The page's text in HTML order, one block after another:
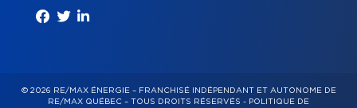
© 2026 RE/MAX ÉNERGIE – FRANCHISÉ INDÉPENDANT ET AUTONOME DE
RE/MAX QUÉBEC – TOUS DROITS RÉSERVÉS - POLITIQUE DE